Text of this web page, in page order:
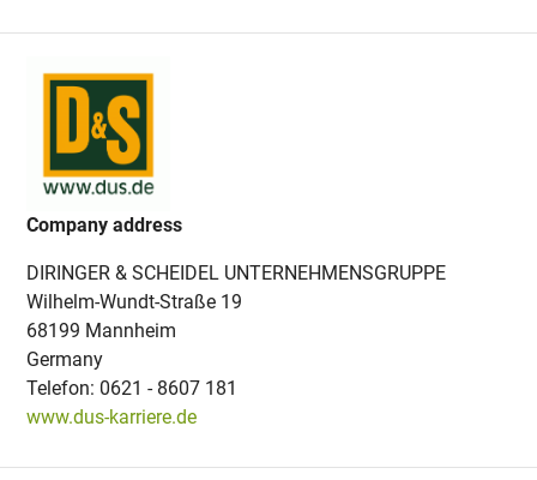
Company address
DIRINGER & SCHEIDEL UNTERNEHMENSGRUPPE
Wilhelm-Wundt-Straße 19
68199 Mannheim
Germany
Telefon: 0621 - 8607 181
www.dus-karriere.de